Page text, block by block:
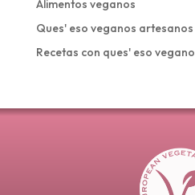
Alimentos veganos
Ques' eso veganos artesanos
Recetas con ques' eso vegano